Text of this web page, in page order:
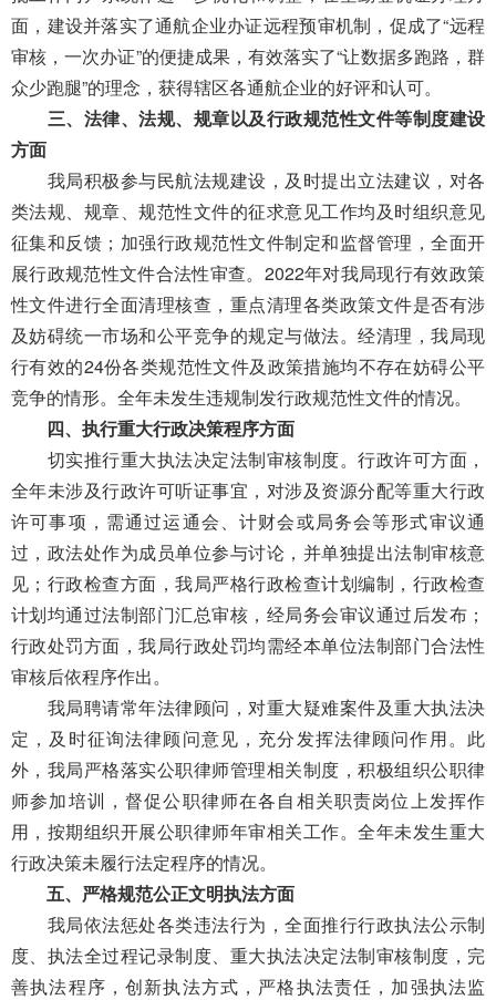
面，建设并落实了通航企业办证远程预审机制，促成了“远程
审核，一次办证”的便捷成果，有效落实了“让数据多跑路，群
众少跑腿”的理念，获得辖区各通航企业的好评和认可。
三、 法律、法规、规章以及行政规范性文件等制度建设
方面
我局积极参与民航法规建设，及时提出立法建议，对各
类法规、 规章、规范性文件的征求意见工作均及时组织意见
征集和反馈；加强行政规范性文件制定和监督管理，全面开
展行政规范性文件合法性审查。 2022年对我局现行有效政策
性文件进行全面清理核查，重点清理各类政策文件是否有涉
及妨碍统一市场和公平竞争的规定与做法。经清理，我局现
行有效的24份各类规范性文件及政策措施均不存在妨碍公平
竞争的情形。 全年未发生违规制发行政规范性文件的情况。
四、执行重大行政决策程序方面
切实推行重大执法决定法制审核制度。行政许可方面，
全年未涉及行政许可听证事宜，对涉及资源分配等重大行政
许可事项，需通过运通会、计财会或局务会等形式审议通
过， 政法处作为成员单位参与讨论， 并单独提出法制审核意
见；行政检查方面，我局严格行政检查计划编制， 行政检查
计划均通过法制部门汇总审核，经局务会审议通过后发布；
行政处罚方面，我局行政处罚均需经本单位法制部门合法性
审核后依程序作出。
我局聘请常年法律顾问，对重大疑难案件及重大执法决
定，及时征询法律顾问意见，充分发挥法律顾问作用。此
外，我局严格落实公职律师管理相关制度，积极组织公职律
师参加培训，督促公职律师在各自相关职责岗位上发挥作
用， 按期组织开展公职律师年审相关工作。全年未发生重大
行政决策未履行法定程序的情况。
五、 严格规范公正文明执法方面
我局依法惩处各类违法行为，全面推行行政执法公示制
度、执法全过程记录制度、重大执法决定法制审核制度，完
善执法程序，创新执法方式 ，严格执法责任，加强执法监